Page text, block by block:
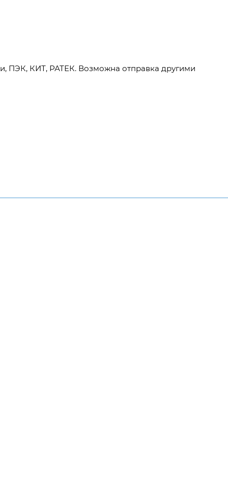
ПЭК, КИТ, РАТЕК. Возможна отправка другими